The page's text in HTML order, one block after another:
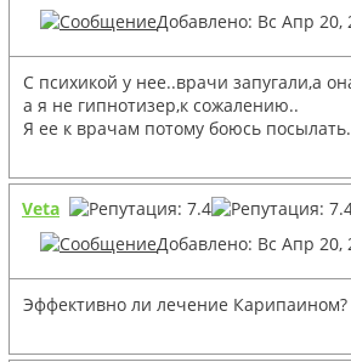
Добавлено: Вс Апр 20,
С психикой у нее..врачи запугали,а
а я не гипнотизер,к сожалению..
Я ее к врачам потому боюсь
Veta
Добавлено: Вс Апр 20,
Эффективно ли лечение Карипаином?